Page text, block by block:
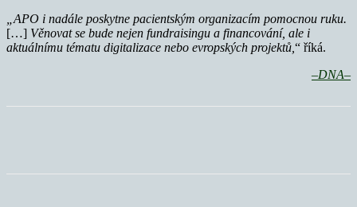
„APO i nadále poskytne pacientským organizacím pomocnou ruku.
[…] Věnovat se bude nejen fundraisingu a financování, ale i
aktuálnímu tématu digitalizace nebo evropských projektů, “ říká.
–DNA–